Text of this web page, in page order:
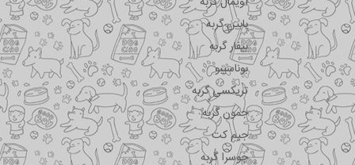
بابین گربه
بیفار گربه
بوناسیبو
تریکسی گربه
جمون گربه
جیم کت
جوسرا گربه